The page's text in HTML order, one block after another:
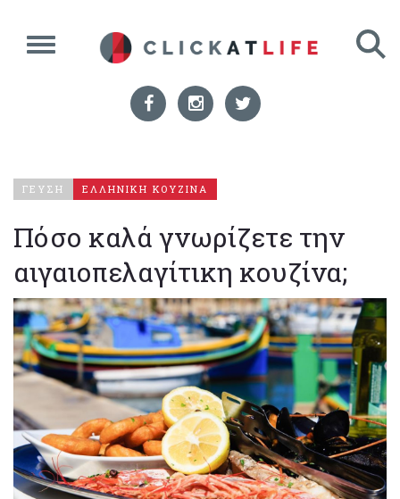
ΓΕΥΣΗ ΕΛΛΗΝΙΚΗ ΚΟΥΖΙΝΑ
Πόσο καλά γνωρίζετε την
αιγαιοπελαγίτικη κουζίνα;